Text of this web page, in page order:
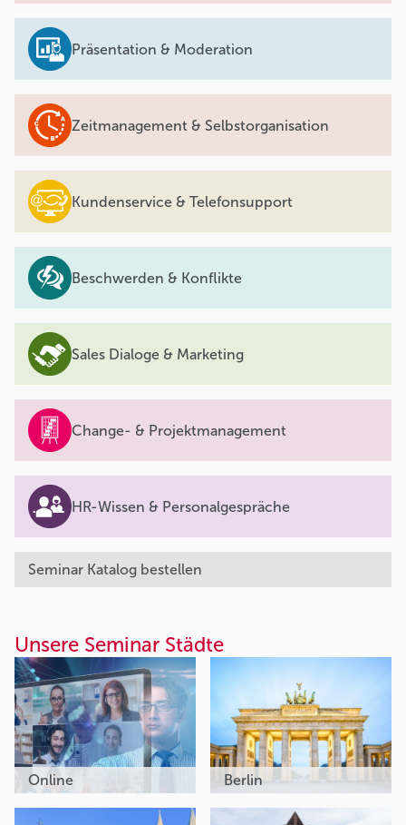
Präsentation & Moderation
Zeitmanagement & Selbstorganisation
Kundenservice & Telefonsupport
Beschwerden & Konflikte
Sales Dialoge & Marketing
Change- & Projektmanagement
HR-Wissen & Personalgespräche
Seminar Katalog bestellen
Unsere Seminar Städte
Online Berlin